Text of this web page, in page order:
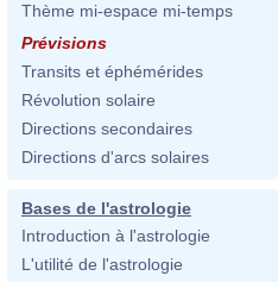
Thème mi-espace mi-temps
Prévisions
Transits et éphémérides
Révolution solaire
Directions secondaires
Directions d'arcs solaires
Bases de l'astrologie
Introduction à l'astrologie
L'utilité de l'astrologie